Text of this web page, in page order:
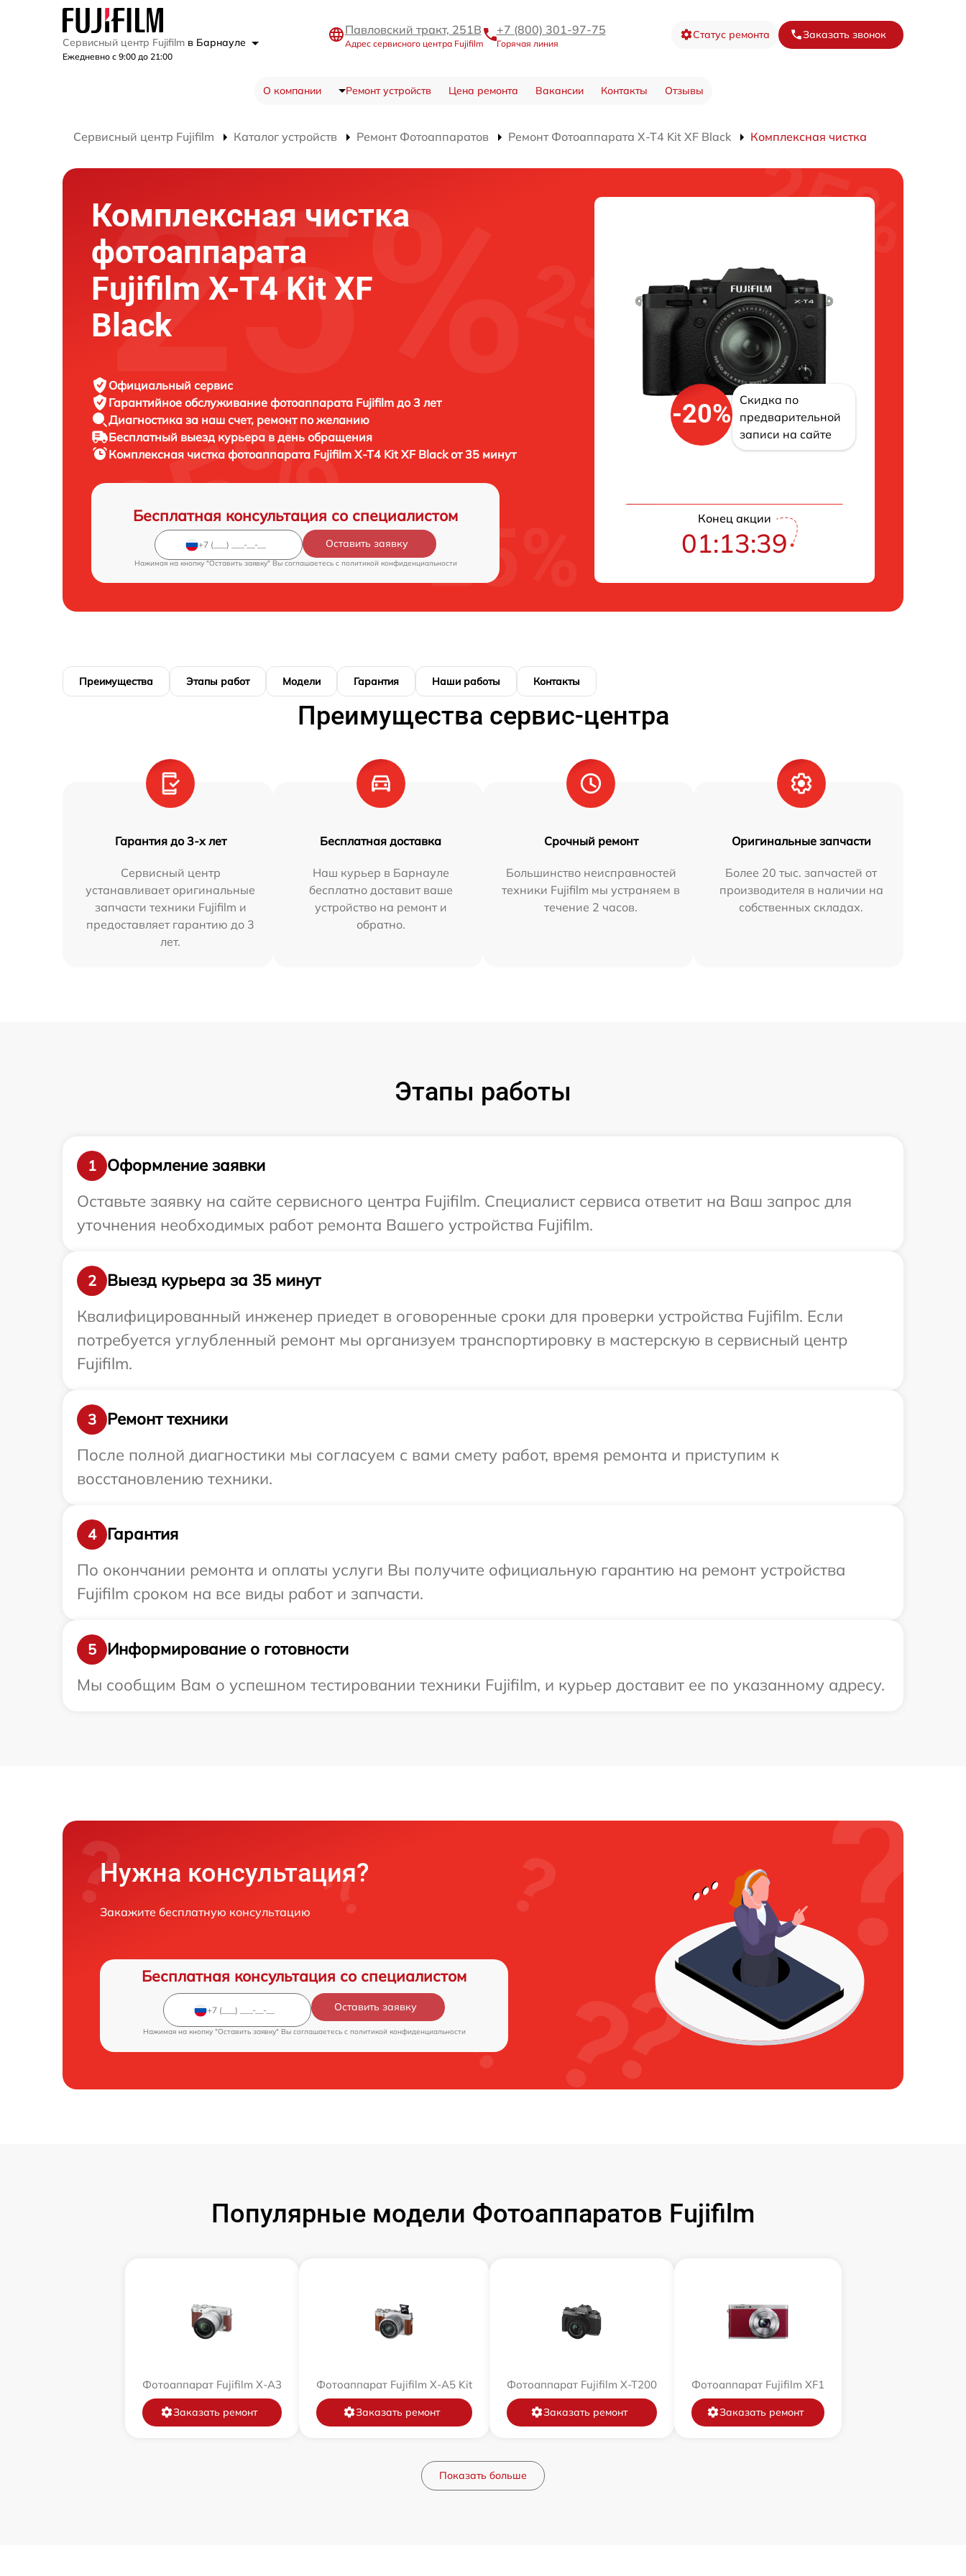
Сервисный центр Fujifilm в Барнауле
Ежедневно с 9:00 до 21:00
Павловский тракт, 251В
Адрес сервисного центра Fujifilm
+7 (800) 301-97-75
Горячая линия
Статус ремонта Заказать звонок
О компании Ремонт устройств Цена ремонта Вакансии Контакты Отзывы
Сервисный центр Fujifilm Каталог устройств Ремонт Фотоаппаратов Ремонт Фотоаппарата X-T4 Kit XF Black Комплексная чистка
Комплексная чистка
фотоаппарата
Fujifilm X-T4 Kit XF
Black
Официальный сервис
Гарантийное обслуживание фотоаппарата Fujifilm до 3 лет
Диагностика за наш счет, ремонт по желанию
Бесплатный выезд курьера в день обращения
Комплексная чистка фотоаппарата Fujifilm X-T4 Kit XF Black от 35 минут
Бесплатная консультация со специалистом
Оставить заявку
Нажимая на кнопку "Оставить заявку" Вы соглашаетесь c политикой конфиденциальности
-20%
Скидка по
предварительной
записи на сайте
Конец акции
01:13:38
Преимущества Этапы работ Модели Гарантия Наши работы Контакты
Преимущества сервис-центра
Гарантия до 3-х лет
Сервисный центр
устанавливает оригинальные
запчасти техники Fujifilm и
предоставляет гарантию до 3
лет.
Бесплатная доставка
Наш курьер в Барнауле
бесплатно доставит ваше
устройство на ремонт и
обратно.
Срочный ремонт
Большинство неисправностей
техники Fujifilm мы устраняем в
течение 2 часов.
Оригинальные запчасти
Более 20 тыс. запчастей от
производителя в наличии на
собственных складах.
Этапы работы
1
Оформление заявки
Оставьте заявку на сайте сервисного центра Fujifilm. Специалист сервиса ответит на Ваш запрос для
уточнения необходимых работ ремонта Вашего устройства Fujifilm.
2
Выезд курьера за 35 минут
Квалифицированный инженер приедет в оговоренные сроки для проверки устройства Fujifilm. Если
потребуется углубленный ремонт мы организуем транспортировку в мастерскую в сервисный центр
Fujifilm.
3
Ремонт техники
После полной диагностики мы согласуем с вами смету работ, время ремонта и приступим к
восстановлению техники.
4
Гарантия
По окончании ремонта и оплаты услуги Вы получите официальную гарантию на ремонт устройства
Fujifilm сроком на все виды работ и запчасти.
5
Информирование о готовности
Мы сообщим Вам о успешном тестировании техники Fujifilm, и курьер доставит ее по указанному адресу.
Нужна консультация?
Закажите бесплатную консультацию
Бесплатная консультация со специалистом
Оставить заявку
Нажимая на кнопку "Оставить заявку" Вы соглашаетесь c политикой конфиденциальности
Популярные модели Фотоаппаратов Fujifilm
Фотоаппарат Fujifilm X-A3
Заказать ремонт
Фотоаппарат Fujifilm X-A5 Kit
Заказать ремонт
Фотоаппарат Fujifilm X-T200
Заказать ремонт
Фотоаппарат Fujifilm XF1
Заказать ремонт
Показать больше